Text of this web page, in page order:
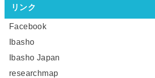
リンク
Facebook
Ibasho
Ibasho Japan
researchmap